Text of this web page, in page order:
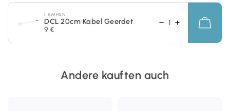
LAMPAN
DCL 20cm Kabel Geerdet
9 €
Andere kauften auch